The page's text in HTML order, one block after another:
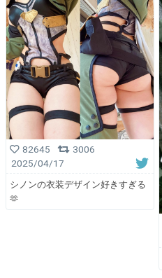
82645
3006
2025/04/17
シノンの衣装デザイン好きすぎる
🫶